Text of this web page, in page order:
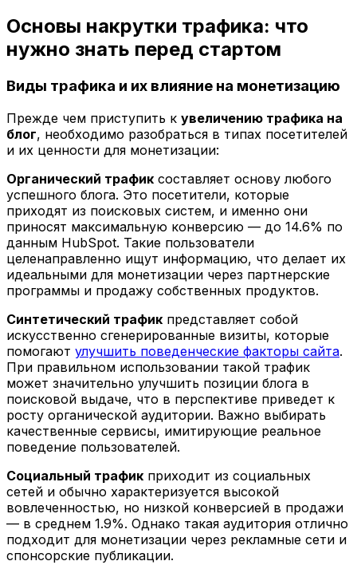
Основы накрутки трафика: что
нужно знать перед стартом
Виды трафика и их влияние на монетизацию
Прежде чем приступить к увеличению трафика на
блог, необходимо разобраться в типах посетителей
и их ценности для монетизации:
Органический трафик составляет основу любого
успешного блога. Это посетители, которые
приходят из поисковых систем, и именно они
приносят максимальную конверсию — до 14.6% по
данным HubSpot. Такие пользователи
целенаправленно ищут информацию, что делает их
идеальными для монетизации через партнерские
программы и продажу собственных продуктов.
Синтетический трафик представляет собой
искусственно сгенерированные визиты, которые
помогают улучшить поведенческие факторы сайта.
При правильном использовании такой трафик
может значительно улучшить позиции блога в
поисковой выдаче, что в перспективе приведет к
росту органической аудитории. Важно выбирать
качественные сервисы, имитирующие реальное
поведение пользователей.
Социальный трафик приходит из социальных
сетей и обычно характеризуется высокой
вовлеченностью, но низкой конверсией в продажи
— в среднем 1.9%. Однако такая аудитория отлично
подходит для монетизации через рекламные сети и
спонсорские публикации.